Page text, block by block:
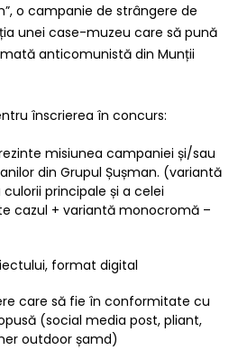
o campanie de strângere de
unei case-muzeu care să pună
anticomunistă din Munții
înscrierea în concurs:
misiunea campaniei și/sau
din Grupul Șușman. (variantă
principale și a celei
cazul + variantă monocromă –
format digital
care să fie în conformitate cu
(social media post, pliant,
outdoor șamd)